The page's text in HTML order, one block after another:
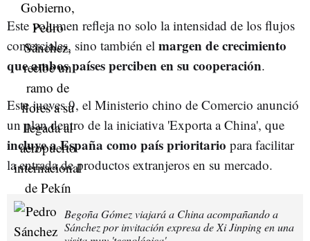
Este volumen refleja no solo la intensidad de los flujos
comerciales, sino también el margen de crecimiento
que ambos países perciben en su cooperación.
Este jueves 9, el Ministerio chino de Comercio anunció
un plan dentro de la iniciativa 'Exporta a China', que
incluye a España como país prioritario para facilitar
la entrada de productos extranjeros en su mercado.
Begoña Gómez viajará a China acompañando a
Sánchez por invitación expresa de Xi Jinping en una